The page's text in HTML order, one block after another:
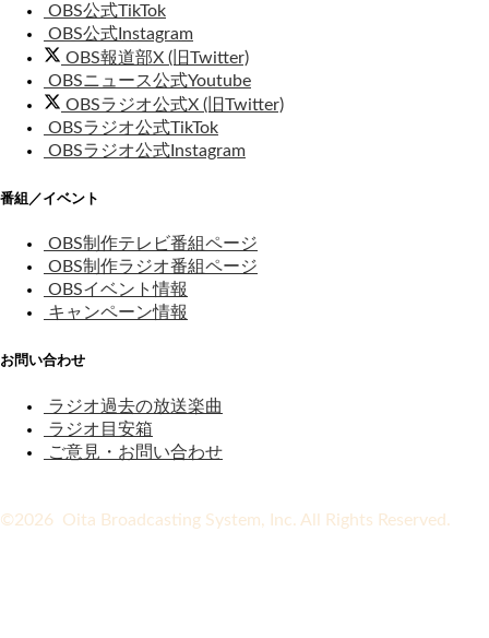
OBS公式TikTok
OBS公式Instagram
OBS報道部X (旧Twitter)
OBSニュース公式Youtube
OBSラジオ公式X (旧Twitter)
OBSラジオ公式TikTok
OBSラジオ公式Instagram
番組／イベント
OBS制作テレビ番組ページ
OBS制作ラジオ番組ページ
OBSイベント情報
キャンペーン情報
お問い合わせ
ラジオ過去の放送楽曲
ラジオ目安箱
ご意見・お問い合わせ
©2026 Oita Broadcasting System, Inc. All Rights Reserved.